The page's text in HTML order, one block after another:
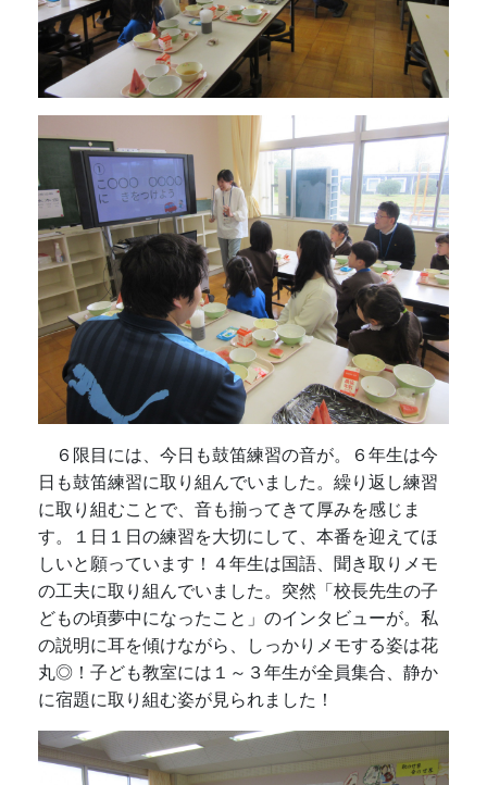
６限目には、今日も鼓笛練習の音が。６年生は今
日も鼓笛練習に取り組んでいました。繰り返し練習
に取り組むことで、音も揃ってきて厚みを感じま
す。１日１日の練習を大切にして、本番を迎えてほ
しいと願っています！４年生は国語、聞き取りメモ
の工夫に取り組んでいました。突然「校長先生の子
どもの頃夢中になったこと」のインタビューが。私
の説明に耳を傾けながら、しっかりメモする姿は花
丸◎！子ども教室には１～３年生が全員集合、静か
に宿題に取り組む姿が見られました！